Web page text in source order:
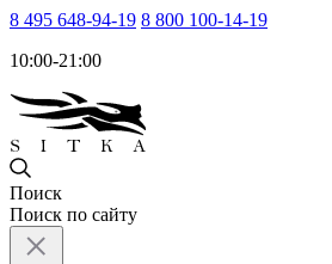
8 495 648-94-19 8 800 100-14-19
10:00-21:00
Поиск
Поиск по сайту